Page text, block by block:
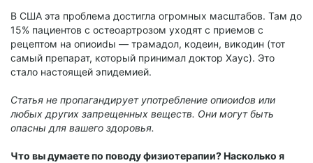
В США эта проблема достигла огромных масштабов. Там до
15% пациентов с остеоартрозом уходят с приемов с
рецептом на опиоиdы — трамадол, кодеин, викодин (тот
самый препарат, который принимал доктор Хаус). Это
стало настоящей эпидемией.
Статья не пропагандирует употребление опиоиdoв или
любых других запрещенных веществ. Они могут быть
опасны для вашего здоровья.
Что вы думаете по поводу физиотерапии? Насколько я